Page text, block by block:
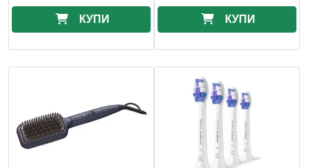
КУПИ КУПИ